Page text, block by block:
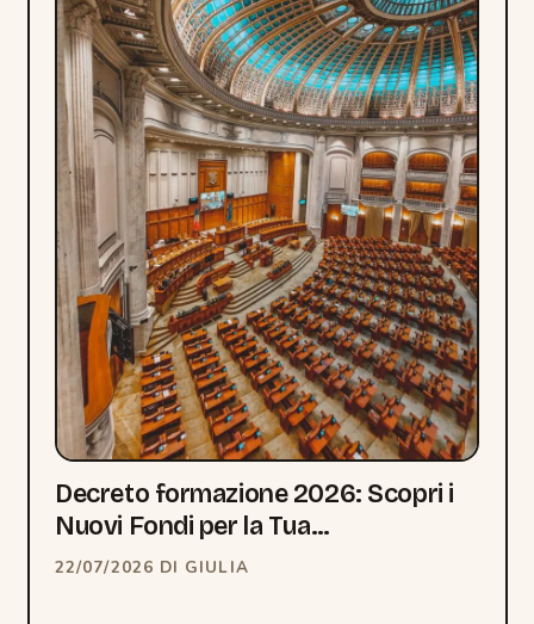
Decreto formazione 2026: Scopri i
Nuovi Fondi per la Tua…
22/07/2026 DI GIULIA